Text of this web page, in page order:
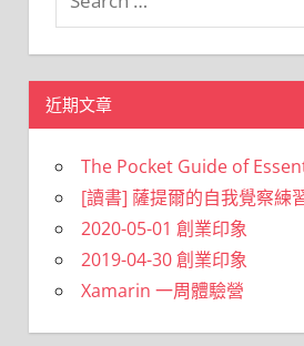
近期文章
The Pocket Guide of
[讀書] 薩提爾的自我覺察練
2020-05-01 創業印象
2019-04-30 創業印象
Xamarin 一周體驗營